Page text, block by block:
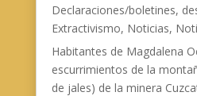
Declaraciones/boletines,
Extractivismo, Noticias,
Habitantes de Magdalena
escurrimientos de la
de jales) de la minera